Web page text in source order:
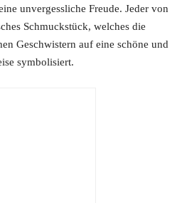
unvergessliche Freude. Jeder von
Schmuckstück, welches die
Geschwistern auf eine schöne und
symbolisiert.